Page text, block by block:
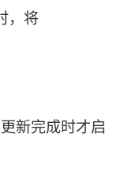
将
新完成时才启